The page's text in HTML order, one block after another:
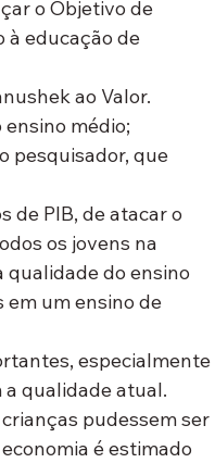
o Objetivo de
à educação de
ao Valor.
médio;
pesquisador, que
de PIB, de atacar o
os jovens na
qualidade do ensino
em um ensino de
especialmente
a qualidade atual.
pudessem ser
é estimado